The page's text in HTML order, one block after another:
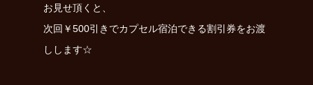
お見せ頂くと、
次回￥500引きでカプセル宿泊できる割引券をお渡
しします☆